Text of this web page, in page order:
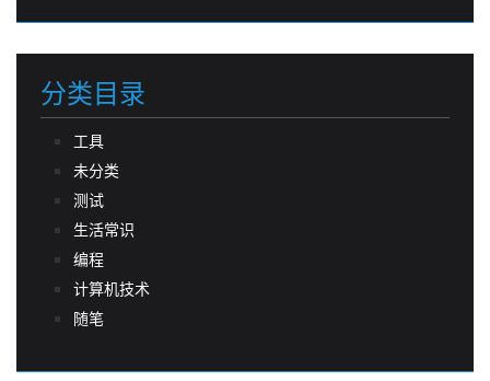
分类目录
工具
未分类
测试
生活常识
编程
计算机技术
随笔